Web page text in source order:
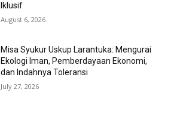
Iklusif
August 6, 2026
Misa Syukur Uskup Larantuka: Mengurai
Ekologi Iman, Pemberdayaan Ekonomi,
dan Indahnya Toleransi
July 27, 2026